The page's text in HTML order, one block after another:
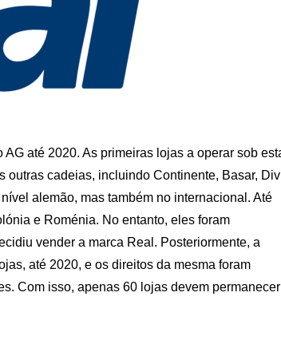
até 2020. As primeiras lojas a operar sob
outras cadeias, incluindo Continente, Basar,
alemão, mas também no internacional. Até
e Roménia. No entanto, eles foram
vender a marca Real. Posteriormente, a
até 2020, e os direitos da mesma foram
Com isso, apenas 60 lojas devem permanecer